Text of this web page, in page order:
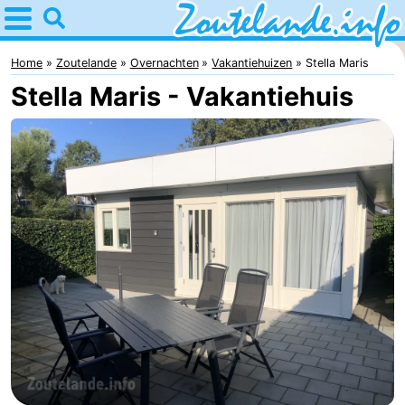
Home
Zoutelande
Tips
Voor
kinderen
Webcam
Webcam
Langstraat
Webcam
Strand
Overnachten
Appartementen
Bed
Home Zoutelande Overnachten Vakantiehuizen Stella Maris
Stella Maris - Vakantiehuis